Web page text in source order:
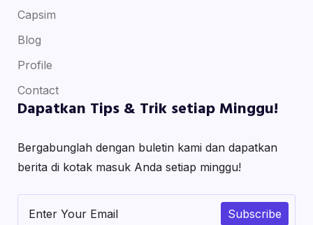
Capsim
Blog
Profile
Contact
Dapatkan Tips & Trik setiap Minggu!
Bergabunglah dengan buletin kami dan dapatkan
berita di kotak masuk Anda setiap minggu!
Subscribe